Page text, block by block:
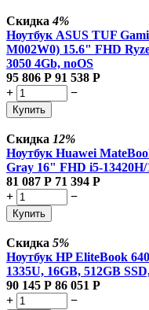
Скидка4%
Ноутбук ASUS TUF
M002W0) 15.6" FHD
3050 4Gb, noOS
95 806 Р 91 538 Р
+
−
Купить
Скидка 12%
Ноутбук Huawei
Gray 16" FHD i5-13420H/
81 087 Р 71 394 Р
+
−
Купить
Скидка 5%
Ноутбук HP EliteBook
1335U, 16GB, 512GB
90 145 Р 86 051 Р
+
−